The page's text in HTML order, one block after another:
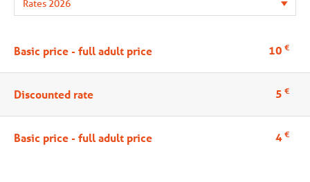
Basic price - full adult price 10 €
Discounted rate 5 €
Basic price - full adult price 4€